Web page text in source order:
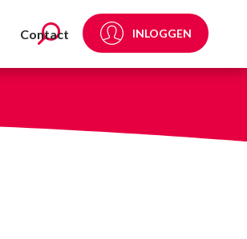
Contact INLOGGEN